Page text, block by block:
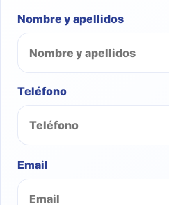
Nombre y apellidos
Teléfono
Email